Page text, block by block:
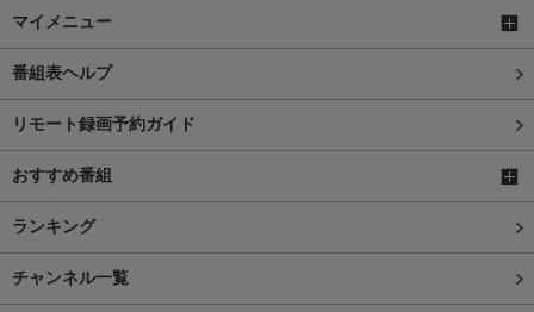
マイメニュー
番組表ヘルプ
リモート録画予約ガイド
おすすめ番組
ランキング
チャンネル一覧